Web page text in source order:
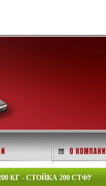
КГ - СТОЙКА 200 СТФУ